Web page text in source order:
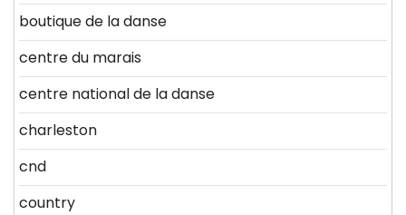
boutique de la danse
centre du marais
centre national de la danse
charleston
cnd
country